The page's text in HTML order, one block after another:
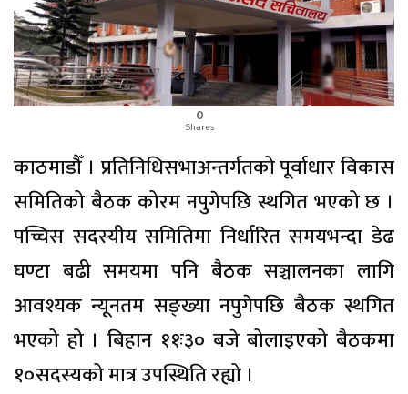
0
Shares
काठमाडौँ । प्रतिनिधिसभाअन्तर्गतको पूर्वाधार विकास
समितिको बैठक कोरम नपुगेपछि स्थगित भएको छ ।
पच्चिस सदस्यीय समितिमा निर्धारित समयभन्दा डेढ
घण्टा बढी समयमा पनि बैठक सञ्चालनका लागि
आवश्यक न्यूनतम सङ्ख्या नपुगेपछि बैठक स्थगित
भएको हो । बिहान ११ः३० बजे बोलाइएको बैठकमा
१०सदस्यको मात्र उपस्थिति रह्यो ।